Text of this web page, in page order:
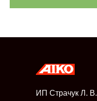
ИП Страчук Л. В.